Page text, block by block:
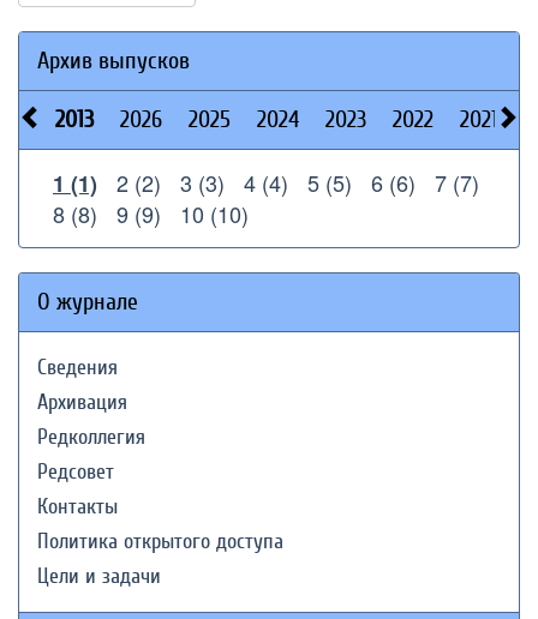
Архив выпусков
2013 2026 2025 2024 2023 2022 2021
1 (1) 2 (2) 3 (3) 4 (4) 5 (5) 6 (6)
7 (7)
8 (8)
9 (9) 10 (10)
О журнале
Сведения
Архивация
Редколлегия
Редсовет
Контакты
Политика открытого доступа
Цели и задачи